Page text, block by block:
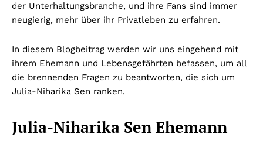
der Unterhaltungsbranche, und ihre Fans sind immer
neugierig, mehr über ihr Privatleben zu erfahren.
In diesem Blogbeitrag werden wir uns eingehend mit
ihrem Ehemann und Lebensgefährten befassen, um all
die brennenden Fragen zu beantworten, die sich um
Julia-Niharika Sen ranken.
Julia-Niharika Sen Ehemann